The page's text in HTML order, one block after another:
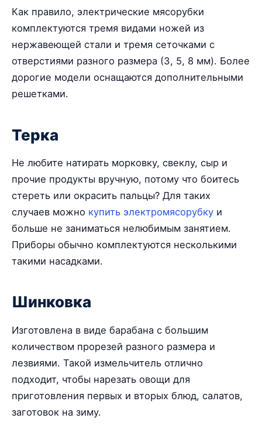
Как правило, электрические мясорубки
комплектуются тремя видами ножей из
нержавеющей стали и тремя сеточками с
отверстиями разного размера (3, 5, 8 мм). Более
дорогие модели оснащаются дополнительными
решетками.
Терка
Не любите натирать морковку, свеклу, сыр и
прочие продукты вручную, потому что боитесь
стереть или окрасить пальцы? Для таких
случаев можно купить электромясорубку и
больше не заниматься нелюбимым занятием.
Приборы обычно комплектуются несколькими
такими насадками.
Шинковка
Изготовлена в виде барабана с большим
количеством прорезей разного размера и
лезвиями. Такой измельчитель отлично
подходит, чтобы нарезать овощи для
приготовления первых и вторых блюд, салатов,
заготовок на зиму.